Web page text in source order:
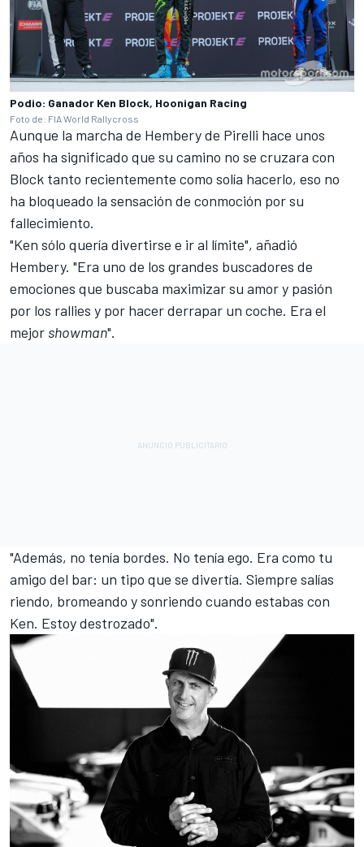
Podio: Ganador Ken Block, Hoonigan Racing
Foto de: FIA World Rallycross
Aunque la marcha de Hembery de Pirelli hace unos
años ha significado que su camino no se cruzara con
Block tanto recientemente como solía hacerlo, eso no
ha bloqueado la sensación de conmoción por su
fallecimiento.
"Ken sólo quería divertirse e ir al límite", añadió
Hembery. "Era uno de los grandes buscadores de
emociones que buscaba maximizar su amor y pasión
por los rallies y por hacer derrapar un coche. Era el
mejor showman".
"Además, no tenía bordes. No tenía ego. Era como tu
amigo del bar: un tipo que se divertía. Siempre salías
riendo, bromeando y sonriendo cuando estabas con
Ken. Estoy destrozado".